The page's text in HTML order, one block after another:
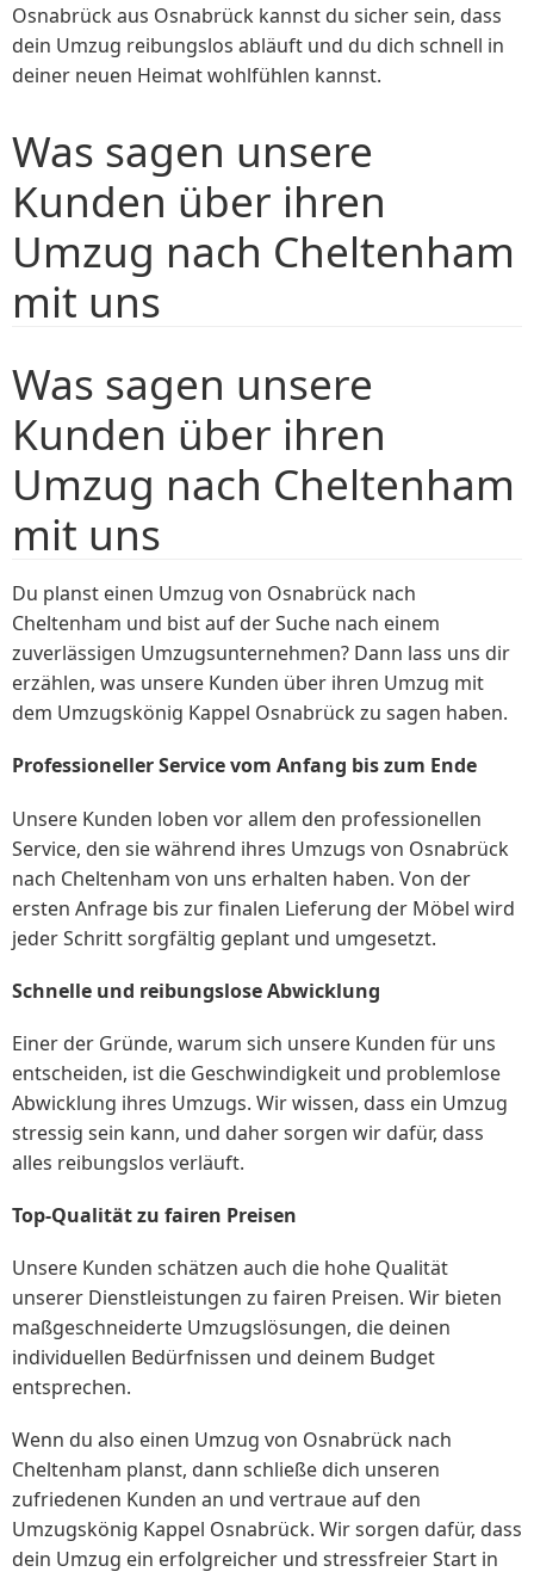
Osnabrück aus Osnabrück kannst du sicher sein, dass
dein Umzug reibungslos abläuft und du dich schnell in
deiner neuen Heimat wohlfühlen kannst.
Was sagen unsere
Kunden über ihren
Umzug nach Cheltenham
mit uns
Was sagen unsere
Kunden über ihren
Umzug nach Cheltenham
mit uns
Du planst einen Umzug von Osnabrück nach
Cheltenham und bist auf der Suche nach einem
zuverlässigen Umzugsunternehmen? Dann lass uns dir
erzählen, was unsere Kunden über ihren Umzug mit
dem Umzugskönig Kappel Osnabrück zu sagen haben.
Professioneller Service vom Anfang bis zum Ende
Unsere Kunden loben vor allem den professionellen
Service, den sie während ihres Umzugs von Osnabrück
nach Cheltenham von uns erhalten haben. Von der
ersten Anfrage bis zur finalen Lieferung der Möbel wird
jeder Schritt sorgfältig geplant und umgesetzt.
Schnelle und reibungslose Abwicklung
Einer der Gründe, warum sich unsere Kunden für uns
entscheiden, ist die Geschwindigkeit und problemlose
Abwicklung ihres Umzugs. Wir wissen, dass ein Umzug
stressig sein kann, und daher sorgen wir dafür, dass
alles reibungslos verläuft.
Top-Qualität zu fairen Preisen
Unsere Kunden schätzen auch die hohe Qualität
unserer Dienstleistungen zu fairen Preisen. Wir bieten
maßgeschneiderte Umzugslösungen, die deinen
individuellen Bedürfnissen und deinem Budget
entsprechen.
Wenn du also einen Umzug von Osnabrück nach
Cheltenham planst, dann schließe dich unseren
zufriedenen Kunden an und vertraue auf den
Umzugskönig Kappel Osnabrück. Wir sorgen dafür, dass
dein Umzug ein erfolgreicher und stressfreier Start in